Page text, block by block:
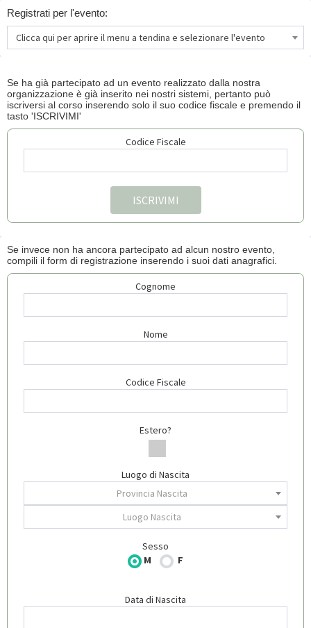
Registrati per l'evento:
Clicca qui per aprire il menu a tendina e selezionare l'evento
Se ha già partecipato ad un evento realizzato dalla nostra
organizzazione è già inserito nei nostri sistemi, pertanto può
iscriversi al corso inserendo solo il suo codice fiscale e premendo il
tasto 'ISCRIVIMI'
Codice Fiscale
Se invece non ha ancora partecipato ad alcun nostro evento,
compili il form di registrazione inserendo i suoi dati anagrafici.
Cognome
Nome
Codice Fiscale
Estero?
Luogo di Nascita
Provincia Nascita
Luogo Nascita
Sesso
M
F
Data di Nascita